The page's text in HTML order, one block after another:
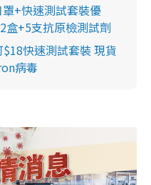
+快速測試套裝優
盒+5支抗原檢測試劑
快速測試套裝 現貨
病毒